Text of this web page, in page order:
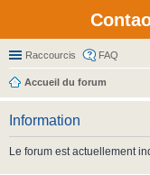
Raccourcis FAQ
Accueil du forum
Information
Le forum est actuellement